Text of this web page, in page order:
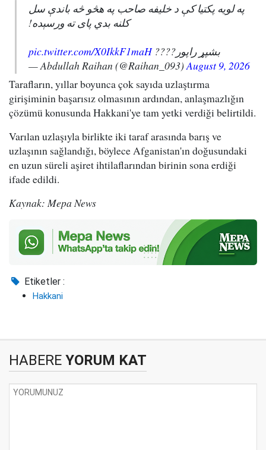
په لویه پکتیا کې د خلیفه صاحب په هڅو څه باندې سل
کلنه بدي پای ته ورسېده!
بشپړ راپور????pic.twitter.com/X0IkkF1maH
— Abdullah Raihan (@Raihan_093)August 9, 2026
Tarafların, yıllar boyunca çok sayıda uzlaştırma
girişiminin başarısız olmasının ardından, anlaşmazlığın
çözümü konusunda Hakkani'ye tam yetki verdiği belirtildi.
Varılan uzlaşıyla birlikte iki taraf arasında barış ve
uzlaşının sağlandığı, böylece Afganistan'ın doğusundaki
en uzun süreli aşiret ihtilaflarından birinin sona erdiği
ifade edildi.
Kaynak: Mepa News
Etiketler :
Hakkani
HABERE YORUM KAT